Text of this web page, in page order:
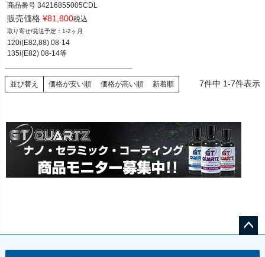
商品番号 34216855005CDL
34216855005CDL
販売価格 ¥81,800税込
1-2ヶ月
120i(E82,88) 08-14
135i(E82) 08-14等
並び替え 価格が安い順 価格が高い順 新着順 7件中 1-7件表示